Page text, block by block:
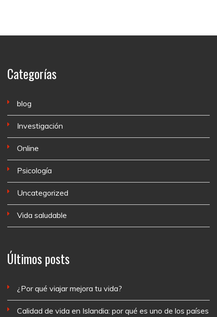
Categorías
blog
Investigación
Online
Psicología
Uncategorized
Vida saludable
Últimos posts
¿Por qué viajar mejora tu vida?
Calidad de vida en Islandia: por qué es uno de los países